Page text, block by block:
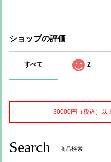
ショップの評価
すべて 2
30000円（税込）以
Search 商品検索